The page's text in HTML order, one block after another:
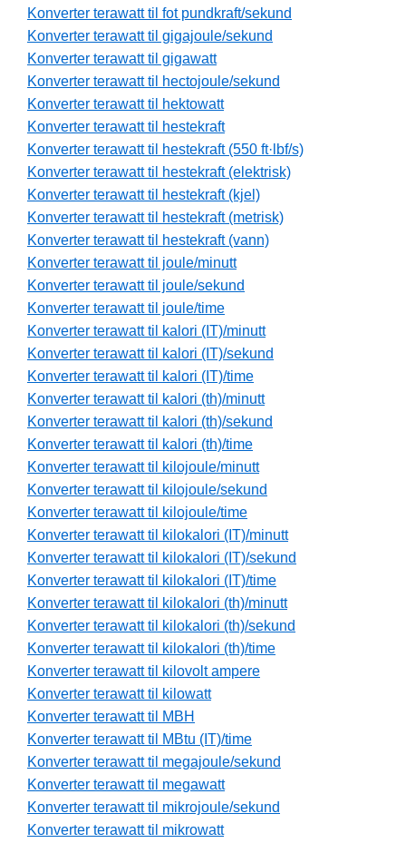
Konverter terawatt til fot pundkraft/sekund
Konverter terawatt til gigajoule/sekund
Konverter terawatt til gigawatt
Konverter terawatt til hectojoule/sekund
Konverter terawatt til hektowatt
Konverter terawatt til hestekraft
Konverter terawatt til hestekraft (550 ft·lbf/s)
Konverter terawatt til hestekraft (elektrisk)
Konverter terawatt til hestekraft (kjel)
Konverter terawatt til hestekraft (metrisk)
Konverter terawatt til hestekraft (vann)
Konverter terawatt til joule/minutt
Konverter terawatt til joule/sekund
Konverter terawatt til joule/time
Konverter terawatt til kalori (IT)/minutt
Konverter terawatt til kalori (IT)/sekund
Konverter terawatt til kalori (IT)/time
Konverter terawatt til kalori (th)/minutt
Konverter terawatt til kalori (th)/sekund
Konverter terawatt til kalori (th)/time
Konverter terawatt til kilojoule/minutt
Konverter terawatt til kilojoule/sekund
Konverter terawatt til kilojoule/time
Konverter terawatt til kilokalori (IT)/minutt
Konverter terawatt til kilokalori (IT)/sekund
Konverter terawatt til kilokalori (IT)/time
Konverter terawatt til kilokalori (th)/minutt
Konverter terawatt til kilokalori (th)/sekund
Konverter terawatt til kilokalori (th)/time
Konverter terawatt til kilovolt ampere
Konverter terawatt til kilowatt
Konverter terawatt til MBH
Konverter terawatt til MBtu (IT)/time
Konverter terawatt til megajoule/sekund
Konverter terawatt til megawatt
Konverter terawatt til mikrojoule/sekund
Konverter terawatt til mikrowatt